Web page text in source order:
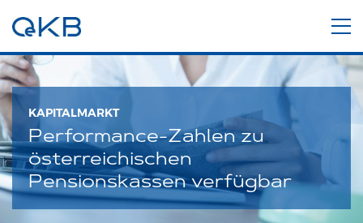
KAPITALMARKT
Performance-Zahlen zu
österreichischen
Pensionskassen verfügbar